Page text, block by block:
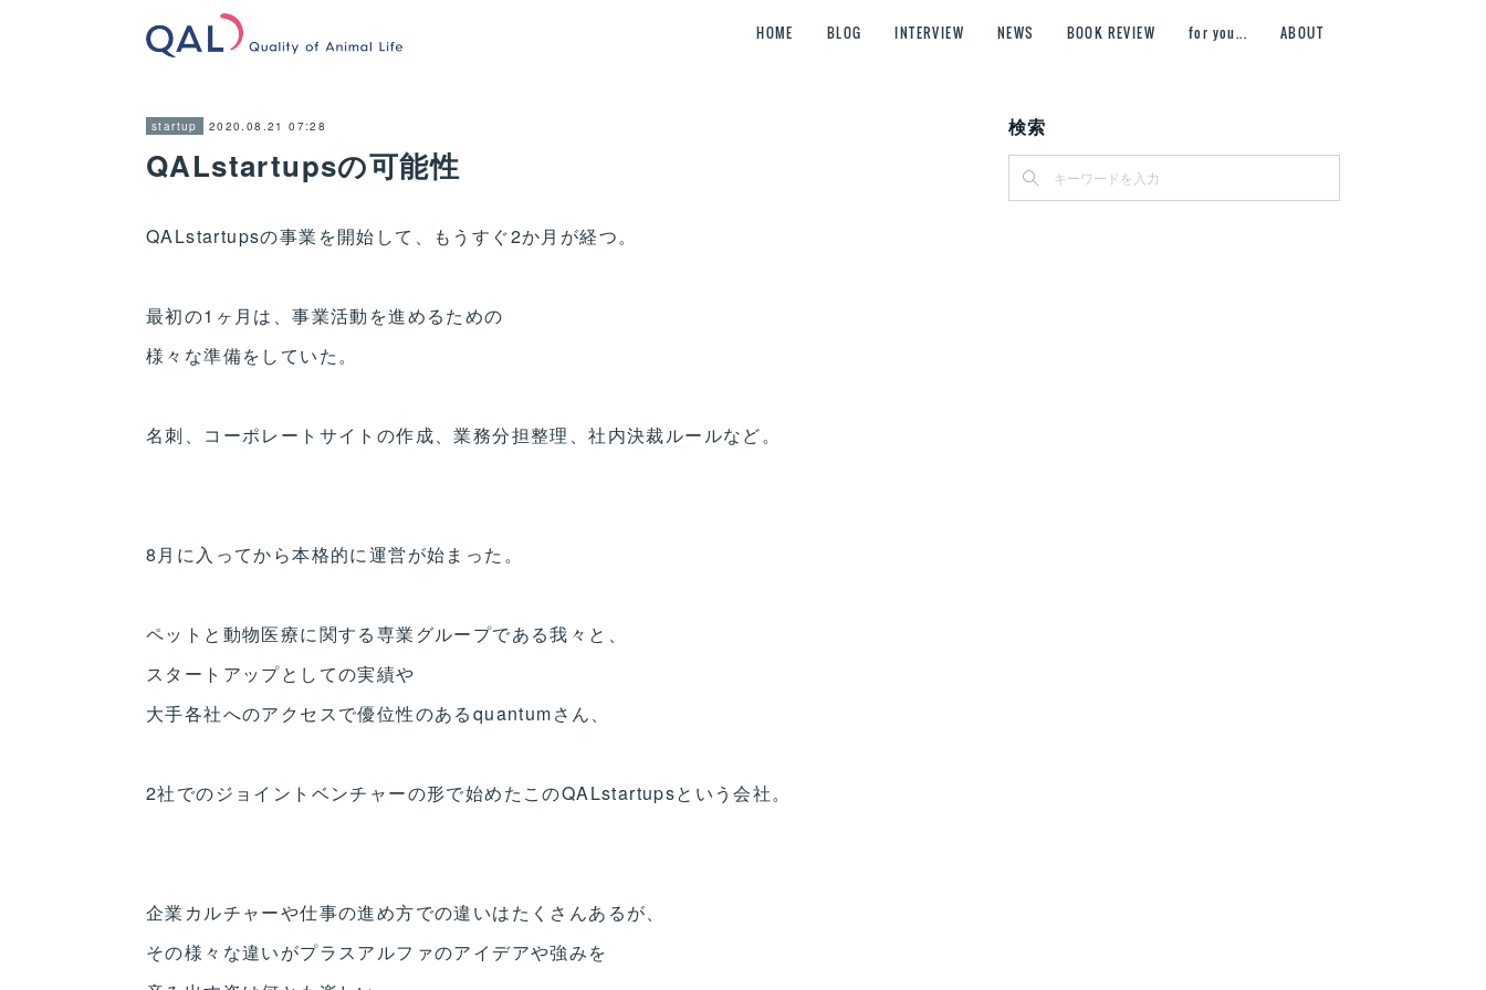
HOME BLOG INTERVIEW NEWS BOOK REVIEW for you... ABOUT
startup 2020.08.21 07:28
QALstartupsの可能性
QALstartupsの事業を開始して、もうすぐ2か月が経つ。
最初の1ヶ月は、事業活動を進めるための
様々な準備をしていた。
名刺、コーポレートサイトの作成、業務分担整理、社内決裁ルールなど。
8月に入ってから本格的に運営が始まった。
ペットと動物医療に関する専業グループである我々と、
スタートアップとしての実績や
大手各社へのアクセスで優位性のあるquantumさん、
2社でのジョイントベンチャーの形で始めたこのQALstartupsという会社。
企業カルチャーや仕事の進め方での違いはたくさんあるが、
その様々な違いがプラスアルファのアイデアや強みを
検索